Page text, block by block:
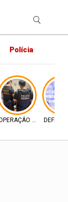
Polícia
PF DEFESA